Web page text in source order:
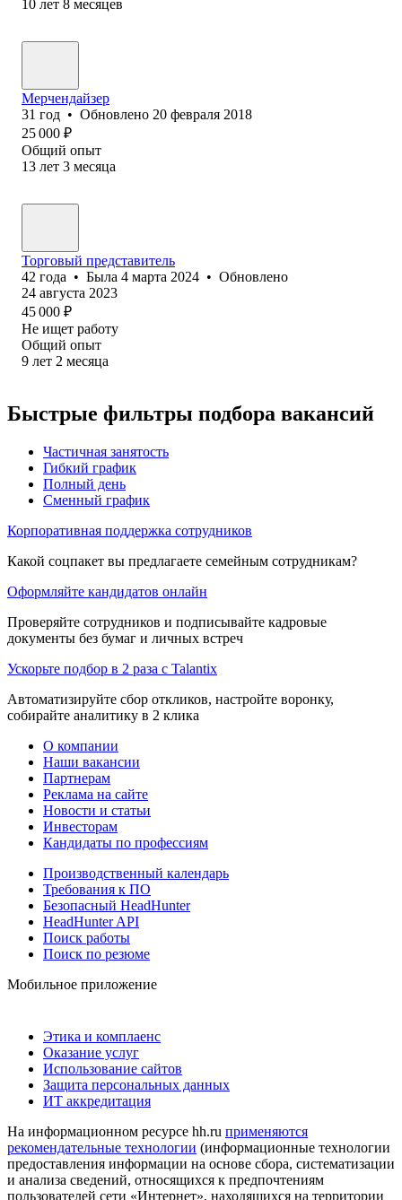
10 лет 8 месяцев
Мерчендайзер
31 год • Обновлено 20 февраля 2018
25 000 ₽
Общий опыт
13 лет 3 месяца
Торговый представитель
42 года • Была 4 марта 2024 • Обновлено
24 августа 2023
45 000 ₽
Не ищет работу
Общий опыт
9 лет 2 месяца
Быстрые фильтры подбора вакансий
Частичная занятость
Гибкий график
Полный день
Сменный график
Корпоративная поддержка сотрудников
Какой соцпакет вы предлагаете семейным сотрудникам?
Оформляйте кандидатов онлайн
Проверяйте сотрудников и подписывайте кадровые
документы без бумаг и личных встреч
Ускорьте подбор в 2 раза с Talantix
Автоматизируйте сбор откликов, настройте воронку,
собирайте аналитику в 2 клика
О компании
Наши вакансии
Партнерам
Реклама на сайте
Новости и статьи
Инвесторам
Кандидаты по профессиям
Производственный календарь
Требования к ПО
Безопасный HeadHunter
HeadHunter API
Поиск работы
Поиск по резюме
Мобильное приложение
Этика и комплаенс
Оказание услуг
Использование сайтов
Защита персональных данных
ИТ аккредитация
На информационном ресурсе hh.ru применяются
рекомендательные технологии (информационные технологии
предоставления информации на основе сбора, систематизации
и анализа сведений, относящихся к предпочтениям
пользователей сети «Интернет», находящихся на территории